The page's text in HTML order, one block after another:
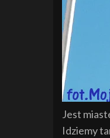
Jest
Idziemy